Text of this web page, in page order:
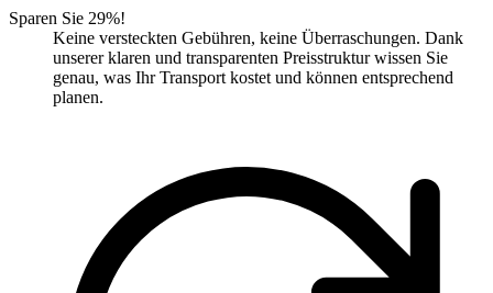
Sparen Sie 29%!
Keine versteckten Gebühren, keine Überraschungen. Dank
unserer klaren und transparenten Preisstruktur wissen Sie
genau, was Ihr Transport kostet und können entsprechend
planen.